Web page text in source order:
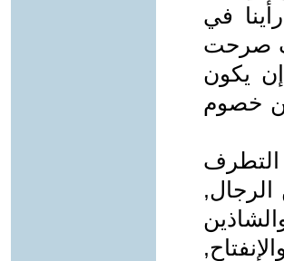
في
صرحت
يكون
خصوم
التطرف
الرجال,